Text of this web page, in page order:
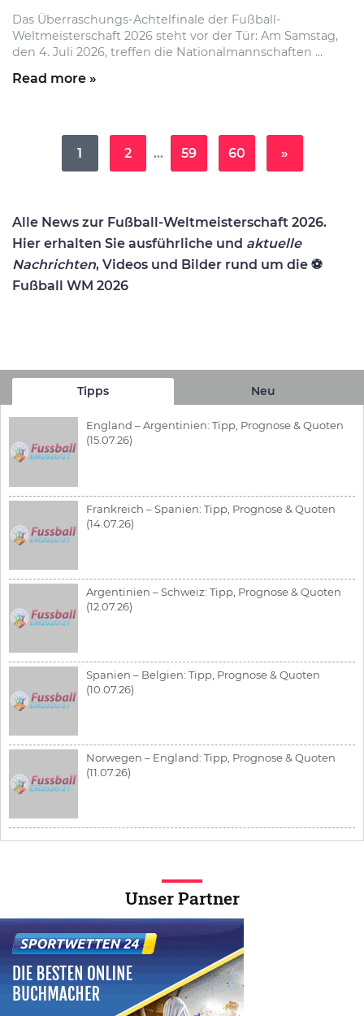
Das Überraschungs-Achtelfinale der Fußball-
Weltmeisterschaft 2026 steht vor der Tür: Am Samstag,
den 4. Juli 2026, treffen die Nationalmannschaften ...
Read more »
1 2 … 59 60 »
Alle News zur Fußball-Weltmeisterschaft 2026.
Hier erhalten Sie ausführliche und aktuelle
Nachrichten, Videos und Bilder rund um die ⚽
Fußball WM 2026
Tipps Neu
England – Argentinien: Tipp, Prognose & Quoten
(15.07.26)
Frankreich – Spanien: Tipp, Prognose & Quoten
(14.07.26)
Argentinien – Schweiz: Tipp, Prognose & Quoten
(12.07.26)
Spanien – Belgien: Tipp, Prognose & Quoten
(10.07.26)
Norwegen – England: Tipp, Prognose & Quoten
(11.07.26)
Unser Partner